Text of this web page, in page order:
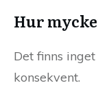
Hur
Det finns
konsekvent.